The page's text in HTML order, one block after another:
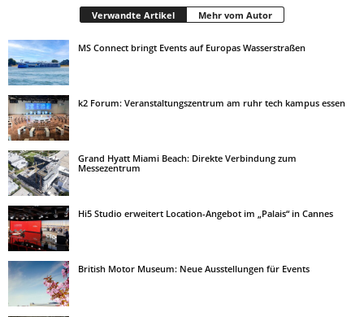
Verwandte Artikel Mehr vom Autor
MS Connect bringt Events auf Europas Wasserstraßen
k2 Forum: Veranstaltungszentrum am ruhr tech kampus essen
Grand Hyatt Miami Beach: Direkte Verbindung zum
Messezentrum
Hi5 Studio erweitert Location-Angebot im „Palais“ in Cannes
British Motor Museum: Neue Ausstellungen für Events